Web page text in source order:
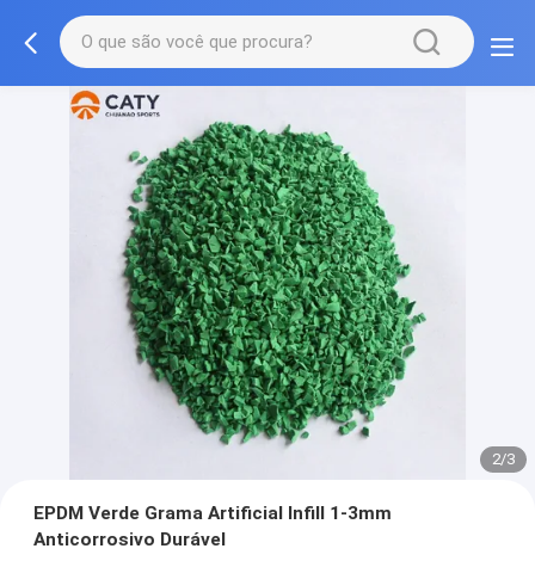
2/3
EPDM Verde Grama Artificial Infill 1-3mm
Anticorrosivo Durável